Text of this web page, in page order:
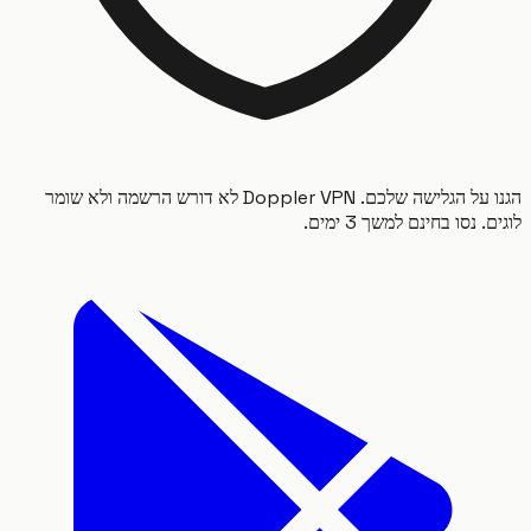
הגנו על הגלישה שלכם. Doppler VPN לא דורש הרשמה ולא שומר
נסו בחינם למשך 3 ימים.